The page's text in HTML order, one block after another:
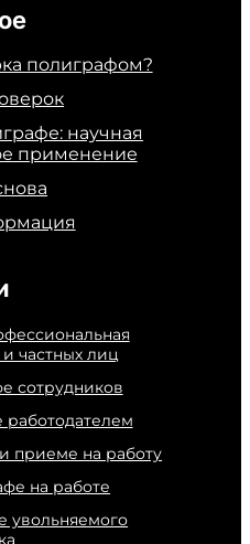
полиграфом?
научная
применение
частных лиц
сотрудников
приеме на работу
на работе
увольняемого